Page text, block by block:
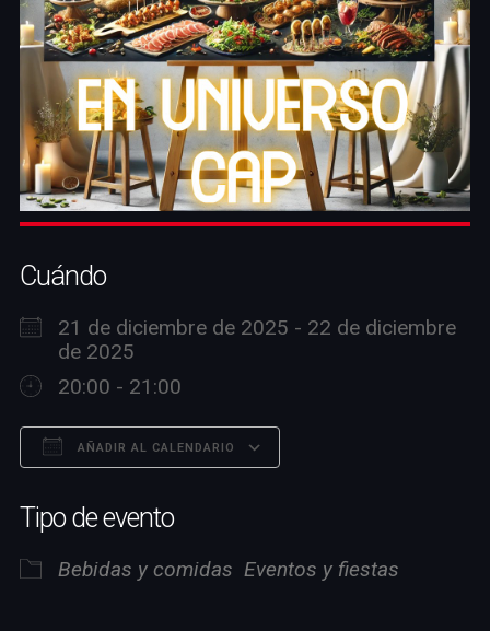
Cuándo
21 de diciembre de 2025 - 22 de diciembre
de 2025
20:00 - 21:00
AÑADIR AL CALENDARIO
Tipo de evento
Bebidas y comidas Eventos y fiestas